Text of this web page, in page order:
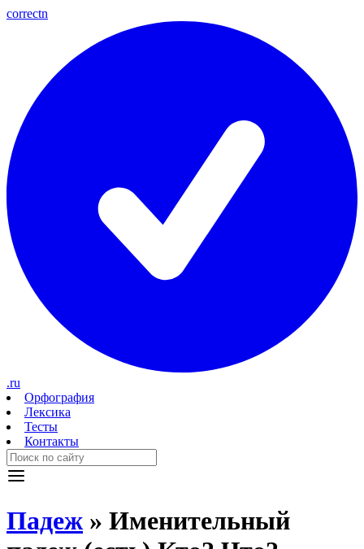
correctn
.ru
Орфография
Лексика
Тесты
Контакты
Падеж » Именительный